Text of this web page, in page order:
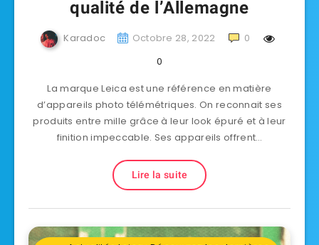
qualité de l’Allemagne
Karadoc Octobre 28, 2022
0
0
La marque Leica est une référence en matière
d’appareils photo télémétriques. On reconnait ses
produits entre mille grâce à leur look épuré et à leur
finition impeccable. Ses appareils offrent…
Lire la suite